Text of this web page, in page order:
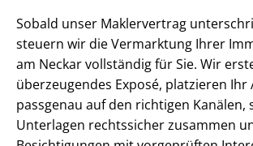
Sobald unser Maklervertrag
steuern wir die Vermarktung Ihrer
am Neckar vollständig für Sie. Wir
überzeugendes Exposé, platzieren Ihr
passgenau auf den richtigen Kanälen,
Unterlagen rechtssicher zusammen